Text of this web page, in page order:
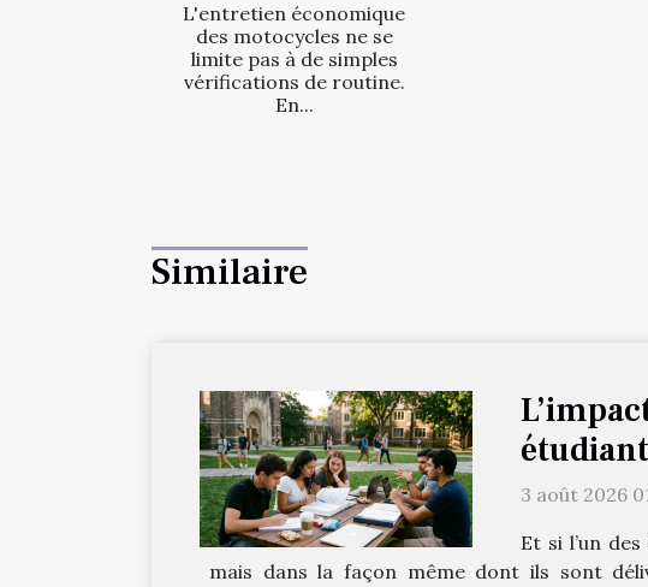
L'entretien économique
des motocycles ne se
limite pas à de simples
vérifications de routine.
En...
Similaire
3 août 2026
Et si l’un
mais dans la façon même dont ils sont